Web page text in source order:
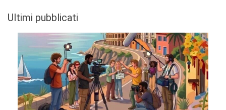
Ultimi pubblicati